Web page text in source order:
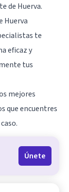
de Huerva.
Huerva
te
eficaz y
tus
mejores
que encuentres
Únete